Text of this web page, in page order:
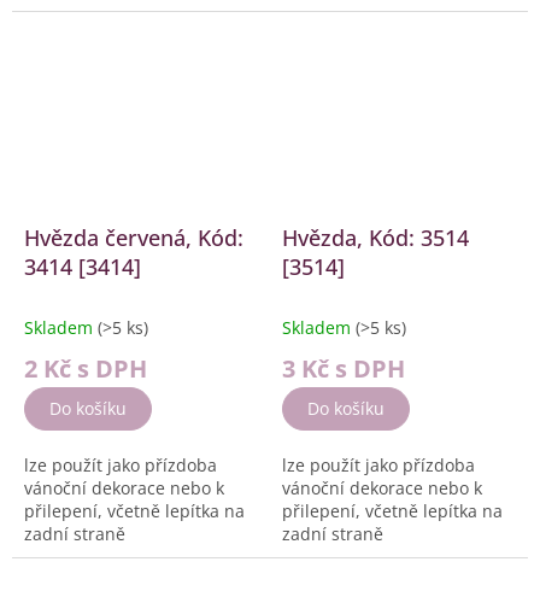
Hvězda červená, Kód:
3414 [3414]
Skladem (>5 ks)
2 Kč s DPH
Do košíku
lze použít jako přízdoba
vánoční dekorace nebo k
přilepení, včetně lepítka na
zadní straně
Velikost: cca. 3 cm
Hvězda, Kód: 3514
[3514]
Skladem (>5 ks)
3 Kč s DPH
Do košíku
lze použít jako přízdoba
vánoční dekorace nebo k
přilepení, včetně lepítka na
zadní straně
Velikost: cca. 2,5 cm